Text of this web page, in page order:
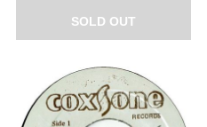
SOLD OUT